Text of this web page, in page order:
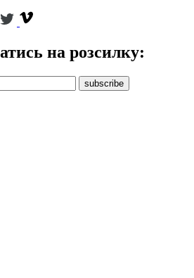
на розсилку:
subscribe